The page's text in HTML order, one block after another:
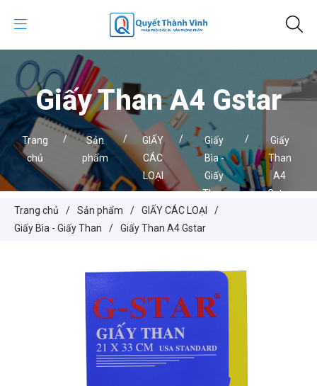
Giấy Than A4 Gstar
Trang
chủ
/
Sản
phẩm
/
GIẤY
CÁC
LOẠI
/
Giấy
Bìa -
Giấy
Than
/
Giấy
Than
A4
Gstar
Trang chủ
/ Sản phẩm / GIẤY CÁC LOẠI
/
Giấy Bìa - Giấy Than
/ Giấy Than A4 Gstar